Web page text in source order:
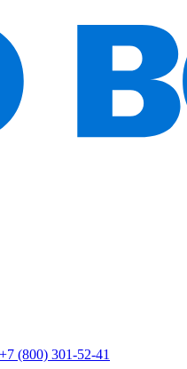
+7 (800) 301-52-41